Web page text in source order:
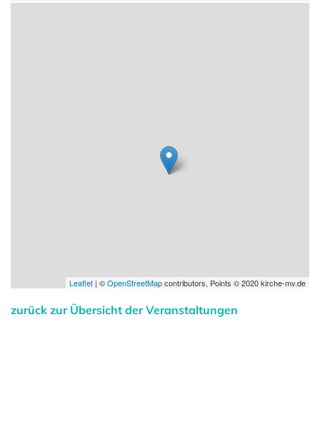
Leaflet | ©OpenStreetMapcontributors, Points © 2020 kirche-mv.de
zurück zur Übersicht der Veranstaltungen